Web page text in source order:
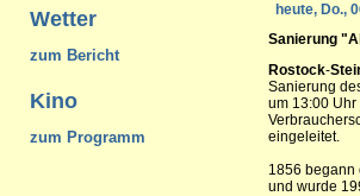
Wetter
zum Bericht
Kino
zum Programm
heute, Do.,
Sanierung
Rostock-
Sanierung
um 13:00
eingeleitet.
1856 begann
und wurde